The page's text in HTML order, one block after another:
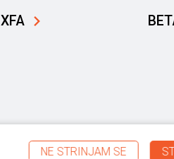
NE STRINJAM SE